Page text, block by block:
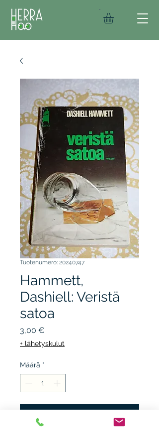
Tuotenumero: 20240747
Hammett,
Dashiell: Veristä
satoa
3,00 €
+ lähetyskulut
Määrä *